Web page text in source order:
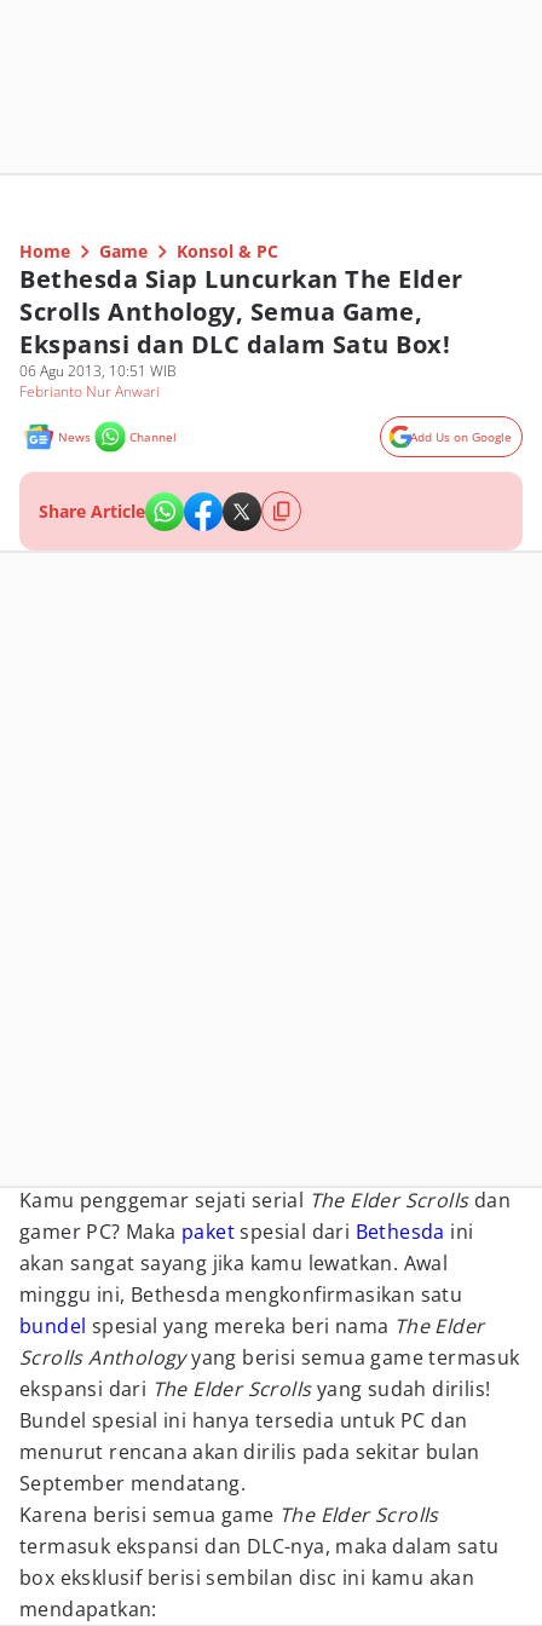
Home Game Konsol & PC
Bethesda Siap Luncurkan The Elder
Scrolls Anthology, Semua Game,
Ekspansi dan DLC dalam Satu Box!
06 Agu 2013, 10:51 WIB
Febrianto Nur Anwari
News Channel Add Us on Google
Share Article
Kamu penggemar sejati serial The Elder Scrollsdan
gamer PC? Maka paketspesial dari Bethesda ini
akan sangat sayang jika kamu lewatkan. Awal
minggu ini, Bethesda mengkonfirmasikan satu
bundel spesial yang mereka beri nama The Elder
Scrolls Anthologyyang berisi semua game termasuk
ekspansi dari The Elder Scrollsyang sudah dirilis!
Bundel spesial ini hanya tersedia untuk PC dan
menurut rencana akan dirilis pada sekitar bulan
September mendatang.
Karena berisi semua game The Elder Scrolls
termasuk ekspansi dan DLC-nya, maka dalam satu
box eksklusif berisi sembilan disc ini kamu akan
mendapatkan: